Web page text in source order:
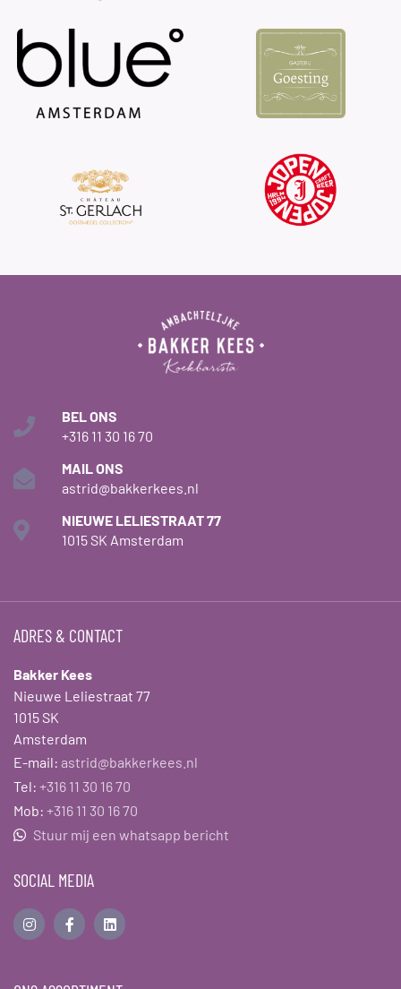
BEL ONS
+316 11 30 16 70
MAIL ONS
astrid@bakkerkees.nl
NIEUWE LELIESTRAAT 77
1015 SK Amsterdam
ADRES & CONTACT
Bakker Kees
Nieuwe Leliestraat 77
1015 SK
Amsterdam
E-mail: astrid@bakkerkees.nl
Tel: +316 11 30 16 70
Mob: +316 11 30 16 70
Stuur mij een whatsapp bericht
SOCIAL MEDIA